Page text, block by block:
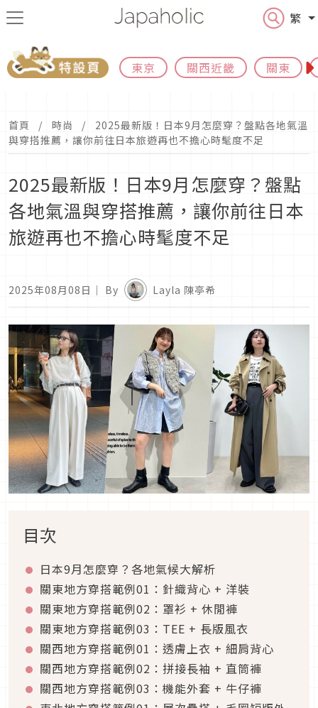
繁
東京 關西近畿 關東
首頁 時尚
2025最新版！日本9月怎麼穿？盤點各地氣溫
與穿搭推薦，讓你前往日本旅遊再也不擔心時髦度不足
2025最新版！日本9月怎麼穿？盤點
各地氣溫與穿搭推薦，讓你前往日本
旅遊再也不擔心時髦度不足
2025年08月08日 ｜ By Layla 陳亭希
目次
日本9月怎麼穿？各地氣候大解析
關東地方穿搭範例01 ：針織背心 + 洋裝
關東地方穿搭範例02 ：罩衫 + 休閒褲
關東地方穿搭範例03 ： TEE + 長版風衣
關西地方穿搭範例01 ：透膚上衣 + 細肩背心
關西地方穿搭範例02 ：拼接長袖 + 直筒褲
關西地方穿搭範例03 ：機能外套 + 牛仔褲